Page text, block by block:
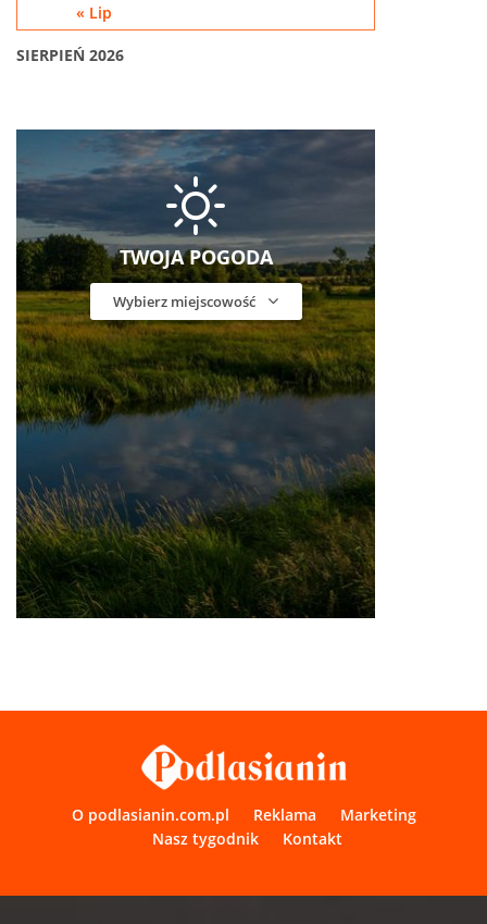
SIERPIEŃ 2026
« Lip
TWOJA POGODA
Wybierz miejscowość
O podlasianin.com.pl Reklama
Marketing
Nasz tygodnik
Kontakt